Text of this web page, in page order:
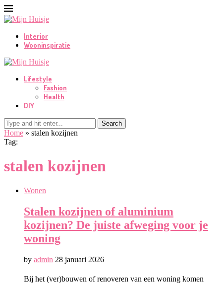
Interior
Wooninspiratie
Lifestyle
Fashion
Health
DIY
Search
Home » stalen kozijnen
Tag:
stalen kozijnen
Wonen
Stalen kozijnen of aluminium
kozijnen? De juiste afweging voor je
woning
by admin 28 januari 2026
Bij het (ver)bouwen of renoveren van een woning komen